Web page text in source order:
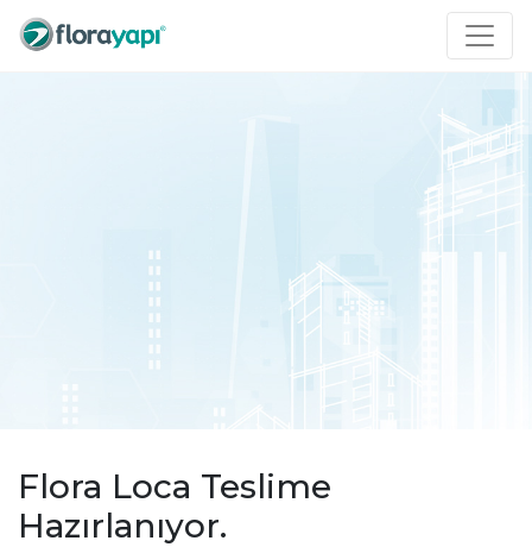
Flora Loca Teslime
Hazırlanıyor.